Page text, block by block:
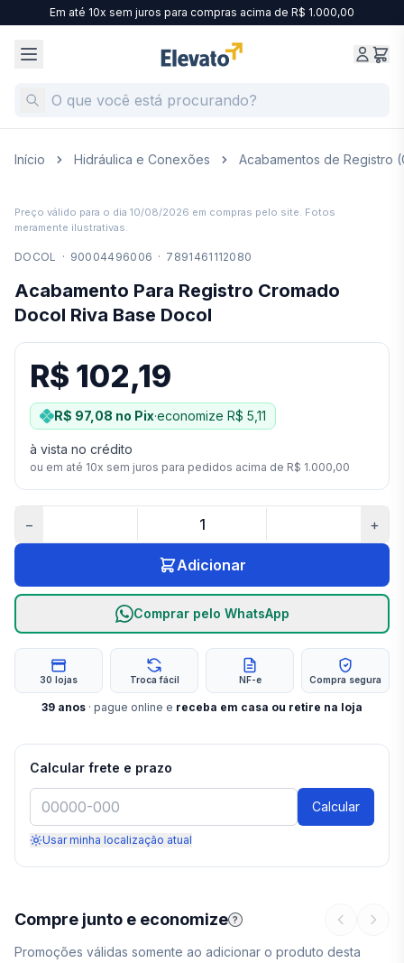
Em até 10x sem juros para compras acima de R$ 1.000,00
Início Hidráulica e Conexões Acabamentos de Registro
Preço válido para o dia 10/08/2026 em compras pelo site. Fotos
meramente ilustrativas.
Compre junto e economize ?
Promoções válidas somente ao adicionar o produto desta
DOCOL · 90004496006 · 7891461112080
Acabamento Para Registro Cromado
Docol Riva Base Docol
R$ 102,19
R$ 97,08 no Pix·economize R$ 5,11
à vista no crédito
ou em até 10x sem juros para pedidos acima de R$ 1.000,00
− +
Adicionar
Comprar pelo WhatsApp
30 lojas Troca fácil NF-e Compra segura
39 anos · pague online e receba em casa ou retire na loja
Calcular frete e prazo
Calcular
Usar minha localização atual